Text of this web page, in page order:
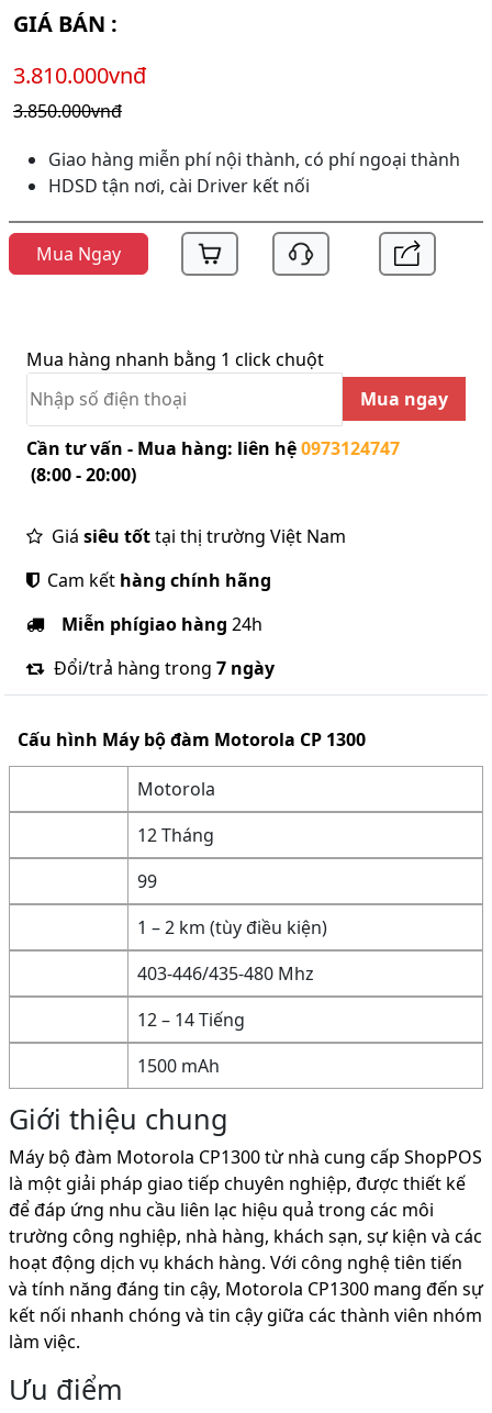
GIÁ BÁN :
3.810.000vnđ
3.850.000vnđ
Giao hàng miễn phí nội thành, có phí ngoại thành
HDSD tận nơi, cài Driver kết nối
Mua Ngay
Mua hàng nhanh bằng 1 click chuột
Mua ngay
Cần tư vấn - Mua hàng: liên hệ0973124747
(8:00 - 20:00)
Giá siêu tốttại thị trường Việt Nam
Cam kết hàng chính hãng
Miễn phígiao hàng 24h
Đổi/trả hàng trong 7 ngày
Cấu hình Máy bộ đàm Motorola CP 1300
Motorola
12 Tháng
99
1 – 2 km (tùy điều kiện)
403-446/435-480 Mhz
12 – 14 Tiếng
1500 mAh
Giới thiệu chung
Máy bộ đàm Motorola CP1300 từ nhà cung cấp ShopPOS
là một giải pháp giao tiếp chuyên nghiệp, được thiết kế
để đáp ứng nhu cầu liên lạc hiệu quả trong các môi
trường công nghiệp, nhà hàng, khách sạn, sự kiện và các
hoạt động dịch vụ khách hàng. Với công nghệ tiên tiến
và tính năng đáng tin cậy, Motorola CP1300 mang đến sự
kết nối nhanh chóng và tin cậy giữa các thành viên nhóm
làm việc.
Ưu điểm